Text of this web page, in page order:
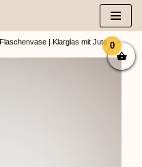
Flaschenvase | Klarglas mit Jute 0